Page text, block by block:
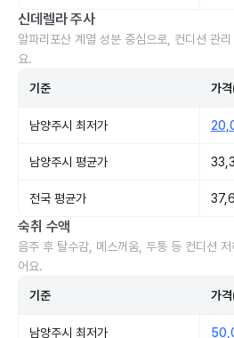
신데렐라 주사
알파리포산 계열 성분 중심으로, 컨디션 관
요.
기준 가
남양주시 최저가
남양주시 평균가
전국 평균가
숙취 수액
음주 후 탈수감, 메스꺼움, 두통 등 컨디션
어요.
기준 가
남양주시 최저가